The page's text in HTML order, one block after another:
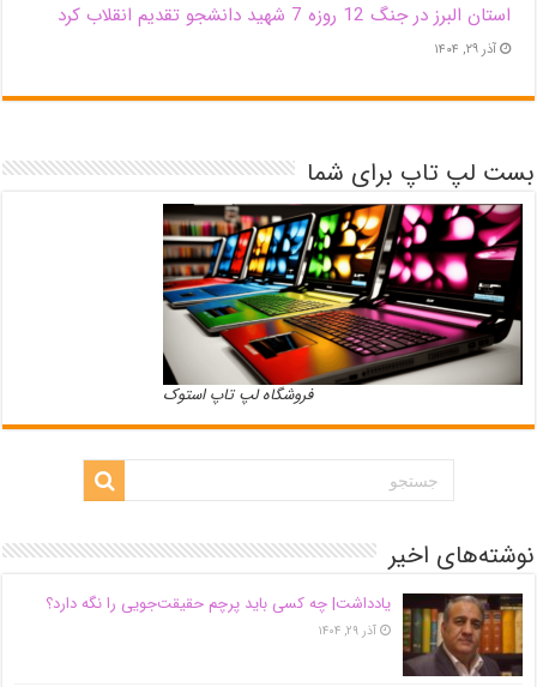
استان البرز در جنگ 12 روزه 7 شهید دانشجو تقدیم انقلاب کرد
آذر ۲۹, ۱۴۰۴
بست لپ تاپ برای شما
فروشگاه لپ تاپ استوک
نوشته‌های اخیر
یادداشت| ‌چه کسی باید پرچم حقیقت‌جویی را نگه دارد؟
آذر ۲۹, ۱۴۰۴